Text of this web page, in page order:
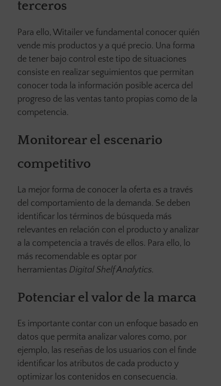
terceros
Para ello, Witailer ve fundamental conocer quién
vende mis productos y a qué precio. Una forma
de tener bajo control este tipo de situaciones
consiste en realizar seguimientos que permitan
conocer toda la información posible acerca del
progreso de las ventas tanto propias como de la
competencia.
Monitorear el escenario
competitivo
La mejor forma de conocer la oferta es a través
del comportamiento de la demanda. Se deben
identificar los términos de búsqueda más
relevantes en relación con el producto y analizar
a la competencia a través de ellos. Para ello, lo
más recomendable es optar por
herramientas Digital Shelf Analytics.
Potenciar el valor de la marca
Es importante contar con un enfoque basado en
datos que permita analizar valores como, por
ejemplo, las reseñas de los usuarios con el finde
identificar los atributos de cada producto y
optimizar los contenidos en consecuencia.